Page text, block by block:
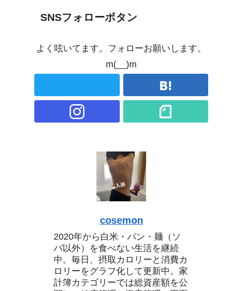
SNSフォローボタン
よく呟いてます。フォローお願いします。
m(__)m
cosemon
2020年から白米・パン・麺（ソ
バ以外）を食べない生活を継続
中。毎日、摂取カロリーと消費カ
ロリーをグラフ化して更新中。家
計簿カテゴリーでは総資産額を公